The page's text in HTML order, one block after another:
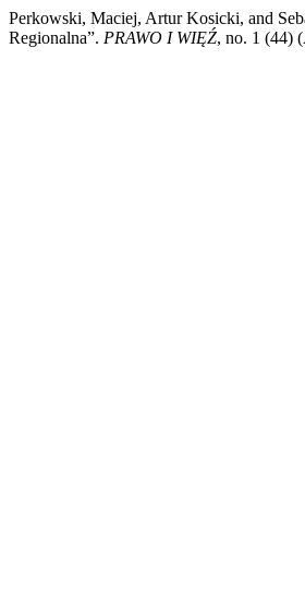
Perkowski, Maciej, Artur Kosicki, and
Regionalna”. PRAWO I WIĘŹ, no. 1 (44)